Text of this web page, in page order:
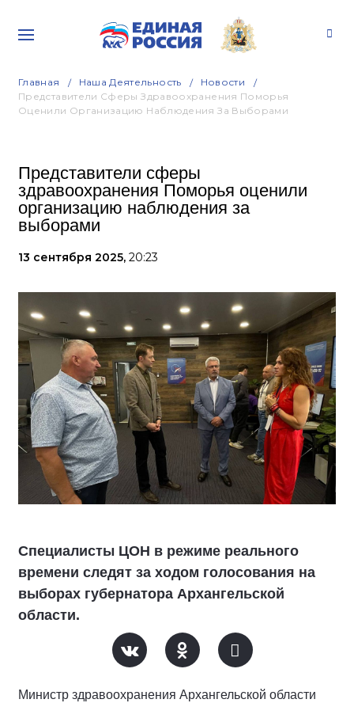
Главная Наша Деятельность
Новости
Представители Сферы Здравоохранения Поморья
Оценили Организацию Наблюдения За Выборами
Представители сферы
здравоохранения Поморья оценили
организацию наблюдения за
выборами
13 сентября 2025, 20:23
Специалисты ЦОН в режиме реального
времени следят за ходом голосования на
выборах губернатора Архангельской
области.
Министр здравоохранения Архангельской области